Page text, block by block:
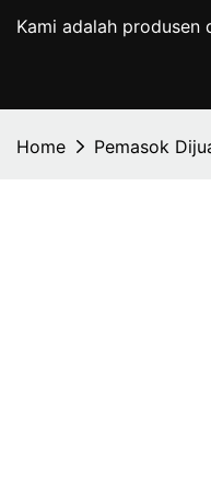
Kami adalah
Home Pemasok